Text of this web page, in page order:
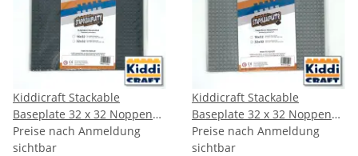
Kiddicraft Stackable
Baseplate 32 x 32 Noppen
(25,5 x 25,5cm) Dunkelgrau
Preise nach Anmeldung
sichtbar
Kiddicraft Stackable
Baseplate 32 x 32 Noppen
(25,5 x 25,5cm) Hellgrau
Preise nach Anmeldung
sichtbar